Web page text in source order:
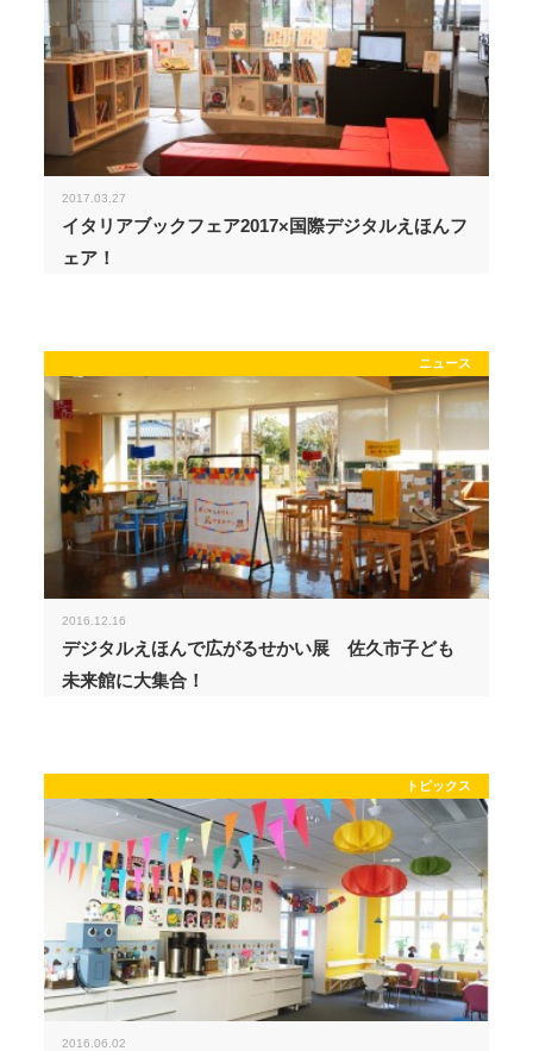
2017.03.27
イタリアブックフェア2017×国際デジタルえほんフ
ェア！
ニュース
2016.12.16
デジタルえほんで広がるせかい展 佐久市子ども
未来館に大集合！
トピックス
2016.06.02